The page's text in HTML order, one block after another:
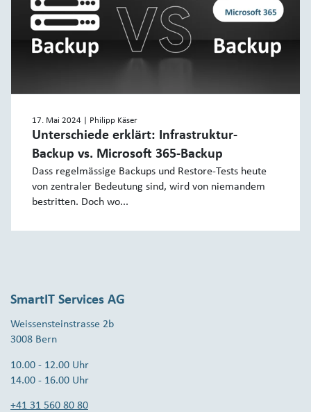
17. Mai 2024 | Philipp Käser
Unterschiede erklärt: Infrastruktur-
Backup vs. Microsoft 365-Backup
Dass regelmässige Backups und Restore-Tests heute
von zentraler Bedeutung sind, wird von niemandem
bestritten. Doch wo...
SmartIT Services AG
Weissensteinstrasse 2b
3008 Bern
10.00 - 12.00 Uhr
14.00 - 16.00 Uhr
+41 31 560 80 80